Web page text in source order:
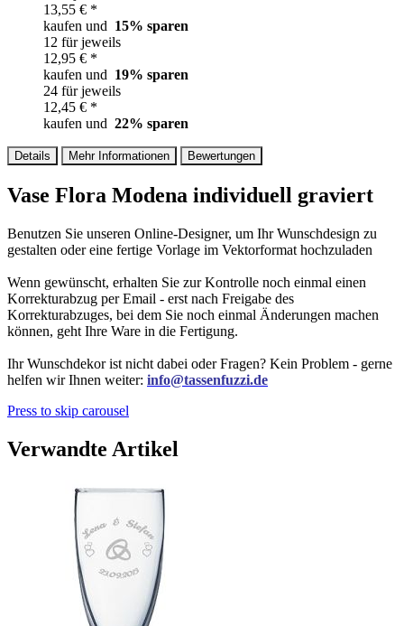
13,55 € *
kaufen und 15% sparen
12 für jeweils
12,95 € *
kaufen und 19% sparen
24 für jeweils
12,45 € *
kaufen und 22% sparen
Details Mehr Informationen Bewertungen
Vase Flora Modena individuell graviert
Benutzen Sie unseren Online-Designer, um Ihr Wunschdesign zu
gestalten oder eine fertige Vorlage im Vektorformat hochzuladen
Wenn gewünscht, erhalten Sie zur Kontrolle noch einmal einen
Korrekturabzug per Email - erst nach Freigabe des
Korrekturabzuges, bei dem Sie noch einmal Änderungen machen
können, geht Ihre Ware in die Fertigung.
Ihr Wunschdekor ist nicht dabei oder Fragen? Kein Problem - gerne
helfen wir Ihnen weiter: info@tassenfuzzi.de
Press to skip carousel
Verwandte Artikel